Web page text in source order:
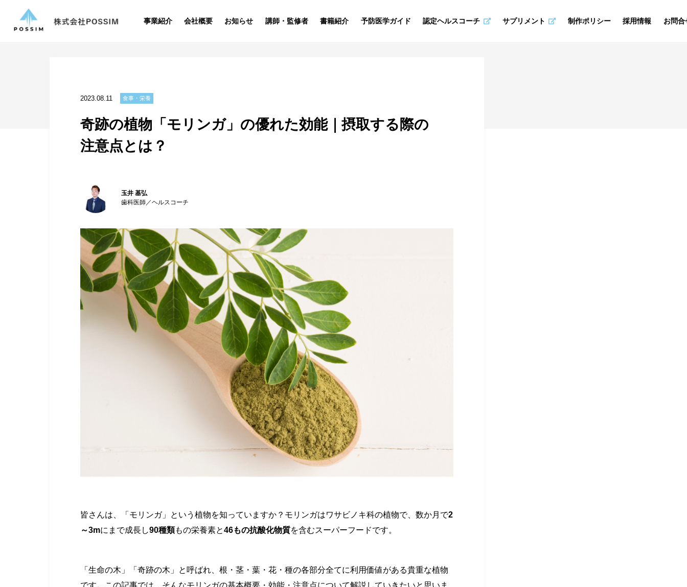
事業紹介 会社概要 お知らせ 講師・監修者 書籍紹介 予防医学ガイド 認定ヘルスコーチ サプリメント 制作ポリシー 採用情報 お問合
2023.08.11 食事・栄養
奇跡の植物「モリンガ」の優れた効能｜摂取する際の
注意点とは？
玉井 基弘
歯科医師／ヘルスコーチ
皆さんは、「モリンガ」という植物を知っていますか？モリンガはワサビノキ科の植物で、数か月で2
～3mにまで成長し90種類もの栄養素と46もの抗酸化物質を含むスーパーフードです。
「生命の木」「奇跡の木」と呼ばれ、根・茎・葉・花・種の各部分全てに利用価値がある貴重な植物
です。この記事では、そんなモリンガの基本概要・効能・注意点について解説していきたいと思いま